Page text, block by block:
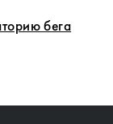
бега